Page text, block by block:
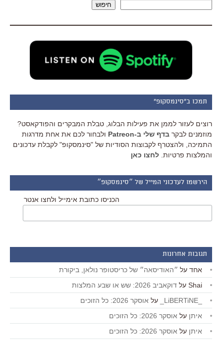
חיפוש
תמכו ב"סינמסקופ"
רוצים לעזור לממן את פעילות הבלוג, טבלת המבקרים והפודקאסט?
מוזמנים לבקר בדף שלי ב-Patreon
ולבחור לכם את אחת מדרגות
התמיכה, ולהצטרף לקבוצות הסודיות של "סינמסקופ" לקבלת עדכונים
והמלצות פרטיות. לחצו כאן
הירשמו לעדכוני המייל של ״סינמסקופ״
הכניסו כתובת אימייל ולחצו אנטר
תגובות אחרונות
אחד על ״האודיסאה״ של כריסטופר נולאן, ביקורת
Shai על דוקאביב 2026: שש או שבע המלצות
על אוסקר 2026: כל הזוכים
איתן על אוסקר 2026: כל הזוכים
איתן על אוסקר 2026: כל הזוכים